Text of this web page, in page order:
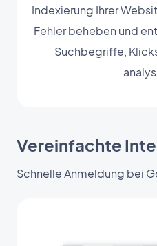
Indexierung Ihrer
Fehler beheben und
Suchbegriffe,
Vereinfachte
Schnelle Anmeldung bei